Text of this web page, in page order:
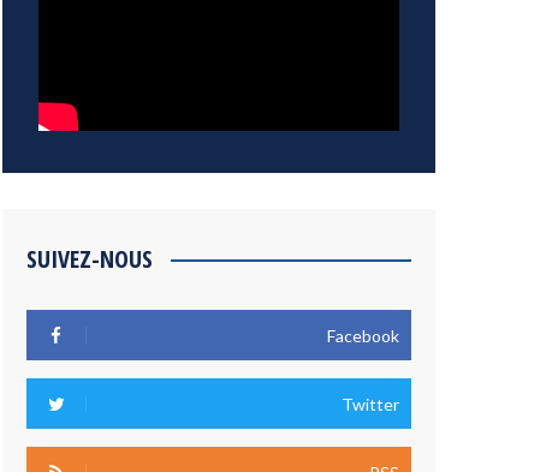
SUIVEZ-NOUS
Facebook
Twitter